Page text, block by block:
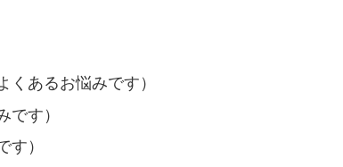
あるお悩みです）
です）
す）